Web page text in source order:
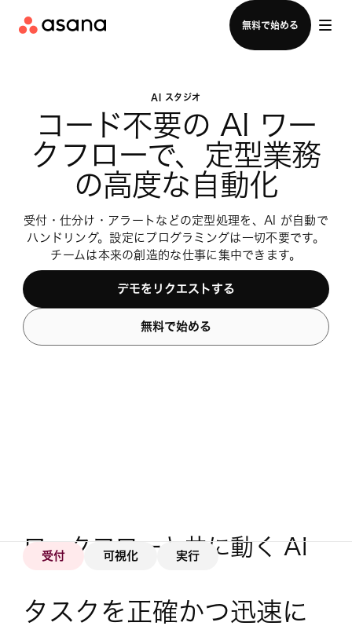
無料で始める
セールスチームに問い合わせる
AI スタジオ
コード不要の AI ワー
クフローで、定型業務
の高度な自動化
受付・仕分け・アラートなどの定型処理を、AI が自動で
ハンドリング。設定にプログラミングは一切不要です。
チームは本来の創造的な仕事に集中できます。
デモをリクエストする
無料で始める
ワークフローと共に動く AI
受付 可視化 実行
タスクを正確かつ迅速に